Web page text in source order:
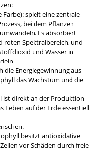
spielt eine zentrale
bei dem Pflanzen
Es absorbiert
roten Spektralbereich, und
und Wasser in
die Energiegewinnung aus
das Wachstum und die
direkt an der Produktion
Leben auf der Erde essentiell
besitzt antioxidative
vor Schäden durch freie